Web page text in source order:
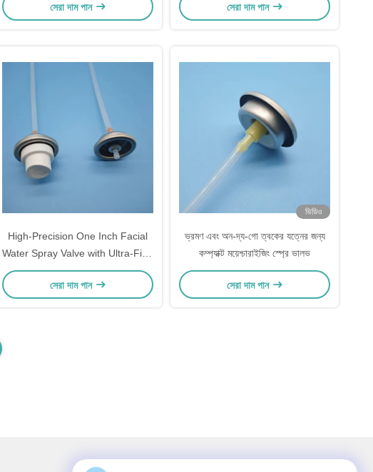
সেরা দাম পান
Brands with Secure Sealing
সেরা দাম পান
High-Precision One Inch Facial
Water Spray Valve with Ultra-Fine
Mist for Skincare Hydration
সেরা দাম পান
ভিডিও
ভ্রমণ এবং অন-দ্য-গো ত্বকের যত্নের জন্য
কম্প্যাক্ট ময়েশ্চারাইজিং স্প্রে ভালভ
সেরা দাম পান